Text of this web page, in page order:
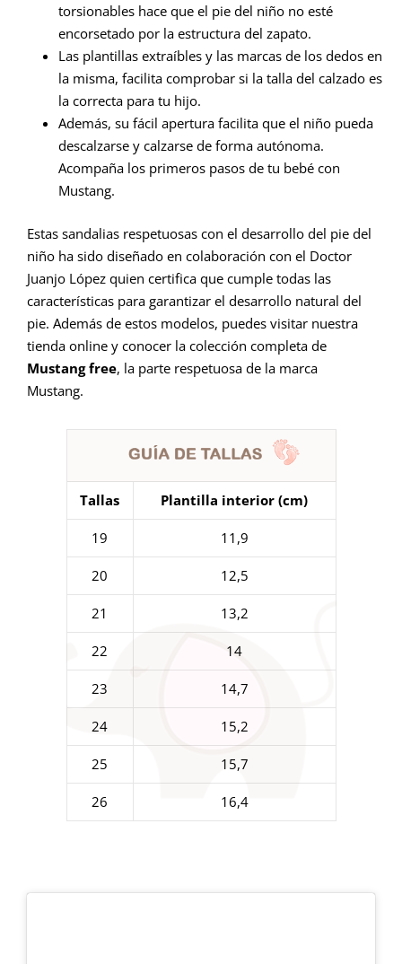
torsionables hace que el pie del niño no esté
encorsetado por la estructura del zapato.
Las plantillas extraíbles y las marcas de los dedos en
la misma, facilita comprobar si la talla del calzado es
la correcta para tu hijo.
Además, su fácil apertura facilita que el niño pueda
descalzarse y calzarse de forma autónoma.
Acompaña los primeros pasos de tu bebé con
Mustang.
Estas sandalias respetuosas con el desarrollo del pie del
niño ha sido diseñado en colaboración con el Doctor
Juanjo López quien certifica que cumple todas las
características para garantizar el desarrollo natural del
pie. Además de estos modelos, puedes visitar nuestra
tienda online y conocer la colección completa de
Mustang free, la parte respetuosa de la marca
Mustang.
Tallas Plantilla interior (cm)
19 11,9
20 12,5
21 13,2
22 14
23 14,7
24 15,2
25 15,7
26 16,4